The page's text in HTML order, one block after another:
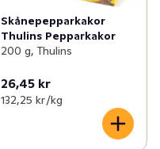
Skånepepparkakor
Thulins Pepparkakor
200 g, Thulins
26,45 kr
132,25 kr /kg